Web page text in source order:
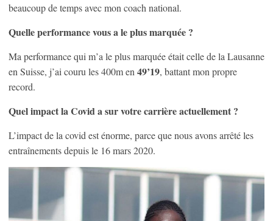
beaucoup de temps avec mon coach national.
Quelle performance vous a le plus marquée ?
Ma performance qui m’a le plus marquée était celle de la Lausanne
en Suisse, j’ai couru les 400m en 49’19, battant mon propre
record.
Quel impact la Covid a sur votre carrière actuellement ?
L’impact de la covid est énorme, parce que nous avons arrêté les
entraînements depuis le 16 mars 2020.